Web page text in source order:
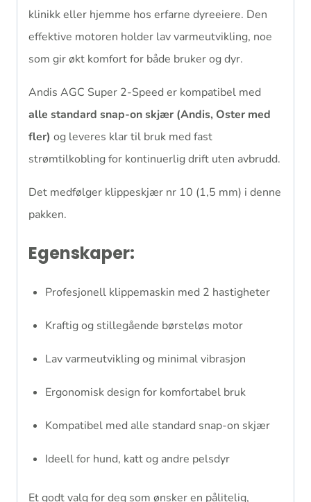
klinikk eller hjemme hos erfarne dyreeiere. Den
effektive motoren holder lav varmeutvikling, noe
som gir økt komfort for både bruker og dyr.
Andis AGC Super 2-Speed er kompatibel med
alle standard snap-on skjær (Andis, Oster med
fler) og leveres klar til bruk med fast
strømtilkobling for kontinuerlig drift uten avbrudd.
Det medfølger klippeskjær nr 10 (1,5 mm) i denne
pakken.
Egenskaper:
Profesjonell klippemaskin med 2 hastigheter
Kraftig og stillegående børsteløs motor
Lav varmeutvikling og minimal vibrasjon
Ergonomisk design for komfortabel bruk
Kompatibel med alle standard snap-on skjær
Ideell for hund, katt og andre pelsdyr
Et godt valg for deg som ønsker en pålitelig,